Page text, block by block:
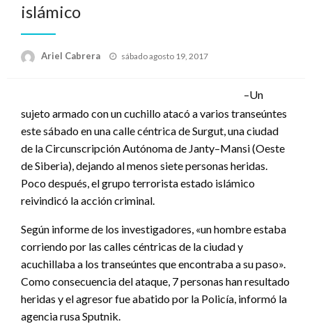
islámico
Ariel Cabrera
Publicado
sábado agosto 19, 2017
–Un
sujeto armado con un cuchillo atacó a varios transeúntes
este sábado en una calle céntrica de Surgut, una ciudad
de la Circunscripción Autónoma de Janty–Mansi (Oeste
de Siberia), dejando al menos siete personas heridas.
Poco después, el grupo terrorista estado islámico
reivindicó la acción criminal.
Según informe de los investigadores, «un hombre estaba
corriendo por las calles céntricas de la ciudad y
acuchillaba a los transeúntes que encontraba a su paso».
Como consecuencia del ataque, 7 personas han resultado
heridas y el agresor fue abatido por la Policía, informó la
agencia rusa Sputnik.